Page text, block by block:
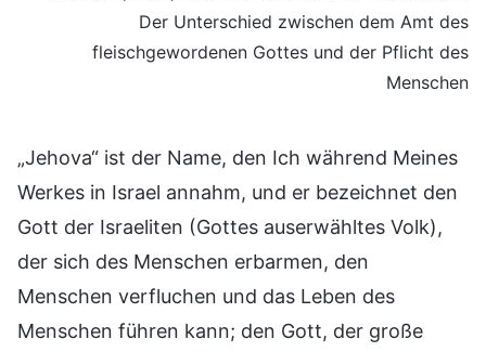
Der Unterschied zwischen dem Amt des
fleischgewordenen Gottes und der Pflicht des
Menschen
„Jehova“ ist der Name, den Ich während Meines
Werkes in Israel annahm, und er bezeichnet den
Gott der Israeliten (Gottes auserwähltes Volk),
der sich des Menschen erbarmen, den
Menschen verfluchen und das Leben des
Menschen führen kann; den Gott, der große